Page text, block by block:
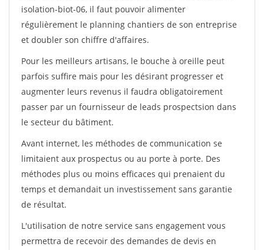
isolation-biot-06, il faut pouvoir alimenter
régulièrement le planning chantiers de son entreprise
et doubler son chiffre d'affaires.
Pour les meilleurs artisans, le bouche à oreille peut
parfois suffire mais pour les désirant progresser et
augmenter leurs revenus il faudra obligatoirement
passer par un fournisseur de leads prospectsion dans
le secteur du bâtiment.
Avant internet, les méthodes de communication se
limitaient aux prospectus ou au porte à porte. Des
méthodes plus ou moins efficaces qui prenaient du
temps et demandait un investissement sans garantie
de résultat.
L'utilisation de notre service sans engagement vous
permettra de recevoir des demandes de devis en